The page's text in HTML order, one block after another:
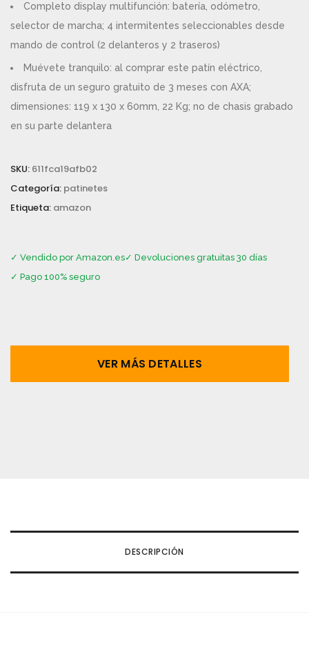
Completo display multifunción: batería, odómetro,
selector de marcha; 4 intermitentes seleccionables desde
mando de control (2 delanteros y 2 traseros)
Muévete tranquilo: al comprar este patín eléctrico,
disfruta de un seguro gratuito de 3 meses con AXA;
dimensiones: 119 x 130 x 60mm, 22 Kg; no de chasis grabado
en su parte delantera
SKU: 611fca19afb02
Categoría: patinetes
Etiqueta: amazon
✓ Vendido por Amazon.es✓ Devoluciones gratuitas 30 días
✓ Pago 100% seguro
VER MÁS DETALLES
DESCRIPCIÓN